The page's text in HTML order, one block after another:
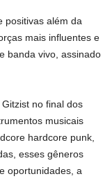
positivas além da
mais influentes e
banda vivo, assinado
no final dos
musicais
hardcore punk,
esses gêneros
oportunidades, a